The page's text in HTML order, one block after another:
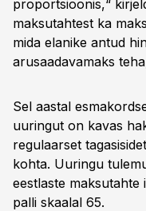
proportsioonis,“
maksutahtest ka
mida elanike antud
arusaadavamaks
Sel aastal
uuringut on kavas
regulaarset
kohta. Uuringu
eestlaste maksutahte
palli skaalal 65.